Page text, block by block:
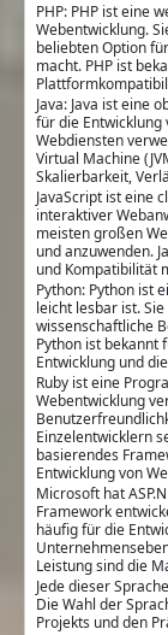
PHP: PHP ist eine
Webentwicklung.
beliebten Option
macht. PHP ist
Java: Java ist eine
für die
Webdiensten
Virtual Machine
Skalierbarkeit,
JavaScript ist eine
interaktiver
meisten großen
und anzuwenden.
und Kompatibilität
Python: Python ist
leicht lesbar ist.
wissenschaftliche
Python ist bekannt
Entwicklung und
Ruby ist eine
Webentwicklung
Einzelentwicklern
basierendes
Entwicklung von
Microsoft hat
Framework
häufig für die
Leistung sind die
Jede dieser
Die Wahl der
Projekts und den